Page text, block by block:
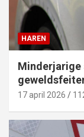
HAREN
Minderjarige
17 april 2026